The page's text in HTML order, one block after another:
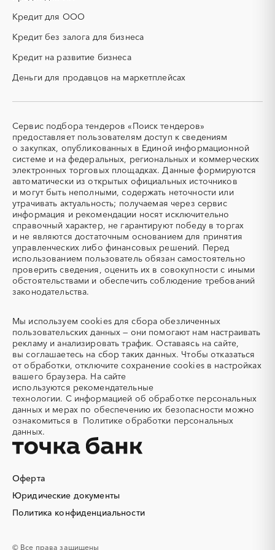
ОКР (опытно-
конструкторские работы)
ПГС (песчано-гравийная
смесь)
СВО
СКС (структурированные
СКУД
СОЖ (смазочно-
ТЭН
(Теплоэлектронагреватель)
УДС (установки
депарафинизации скважин)
УКПГ
ЯТЭК
Аварийные работы
Авиаперевозка
Авиационные работы
Авиационные работы
вертолетами
Автобус
Автовозы
Автогрейдер
Автозапчасти
Автоматизация
Автомобили
Автомобильные весы
Авторский надзор
Автотранспорт
Автоцистерны пожарные
Адсорбенты
Акварель
Аквариумы
Аккумуляторы
Алкогольная продукция
Алмазное бурение
Алмазная резка
Алюминиевые
конструкции
Алюминий
Аммоний
Ангар
Антенны
Антискалант
Аппараты воздушного
Аренда автобусов
Аренда погрузчика
Аренда спецтехники с
Кировская область
Костромская область
Красноярский край
Магаданская область
Марий Эл
Мурманская область
Ненецкий AО
Нижегородская область
Новгородская область
Новосибирская область
Омская область
Оренбургская область
Орловская область
Пензенская область
Пермский край
Приморский край
Псковская область
Ростовская область
Рязанская область
Самарская область
Саратовская область
Сахалинская область
Свердловская область
Северная Осетия - Алания
Смоленская область
Ставропольский край
Томская область
Тульская область
Тыва
Тюменская область
Удмуртская республика
Ульяновская область
Хабаровский край
Ханты-Мансийский
Автономный округ - Югра
Челябинская область
Чеченская республика
Чувашская республика
Чукотский AО
Ямало-Ненецкий AО
Кредит для ООО
Кредит без залога для бизнеса
Кредит на развитие бизнеса
Деньги для продавцов на маркетплейсах
Оферта
Юридические документы
Политика конфиденциальности
© Все права защищены
Сервис подбора тендеров «Поиск тендеров»
предоставляет пользователям доступ к сведениям
о закупках, опубликованных в Единой информационной
системе и на федеральных, региональных и коммерческих
электронных торговых площадках. Данные формируются
автоматически из открытых официальных источников
и могут быть неполными, содержать неточности или
утрачивать актуальность; получаемая через сервис
информация и рекомендации носят исключительно
справочный характер, не гарантируют победу в торгах
и не являются достаточным основанием для принятия
управленческих либо финансовых решений. Перед
использованием пользователь обязан самостоятельно
проверить сведения, оценить их в совокупности с иными
обстоятельствами и обеспечить соблюдение требований
законодательства.
Мы используем cookies для сбора обезличенных
пользовательских данных — они помогают нам настраивать
рекламу и анализировать трафик. Оставаясь на сайте,
вы соглашаетесь на сбор таких данных. Чтобы отказаться
от обработки, отключите сохранение cookies в настройках
вашего браузера. На сайте
используются рекомендательные
технологии. С информацией об обработке персональных
данных и мерах по обеспечению их безопасности можно
ознакомиться в Политике обработки персональных
данных.